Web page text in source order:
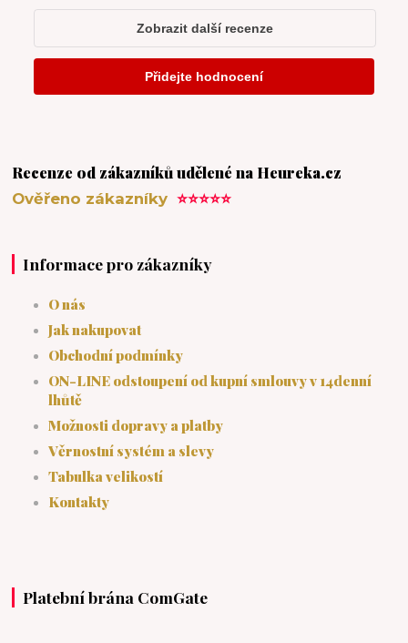
Recenze od zákazníků udělené na Heureka.cz
Ověřeno zákazníky⭐⭐⭐⭐⭐
Informace pro zákazníky
O nás
Jak nakupovat
Obchodní podmínky
ON-LINE odstoupení od kupní smlouvy v 14denní
lhůtě
Možnosti dopravy a platby
Věrnostní systém a slevy
Tabulka velikostí
Kontakty
Platební brána ComGate